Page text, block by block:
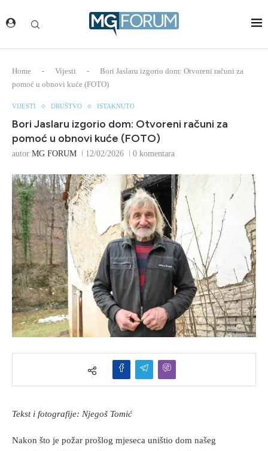
Home - Vijesti -
Bori Jaslaru izgorio dom: Otvoreni računi za
pomoć u obnovi kuće (FOTO)
VIJESTI DRUŠTVO ISTAKNUTO
Bori Jaslaru izgorio dom: Otvoreni računi za
pomoć u obnovi kuće (FOTO)
autor MG FORUM 12/02/2026 0 komentara
Tekst i fotografije: Njegoš Tomić
Nakon što je požar prošlog mjeseca uništio dom našeg